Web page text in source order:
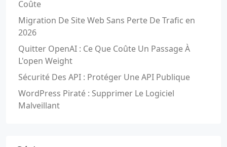
Coûte
Migration De Site Web Sans Perte De Trafic en
2026
Quitter OpenAI : Ce Que Coûte Un Passage À
L'open Weight
Sécurité Des API : Protéger Une API Publique
WordPress Piraté : Supprimer Le Logiciel
Malveillant